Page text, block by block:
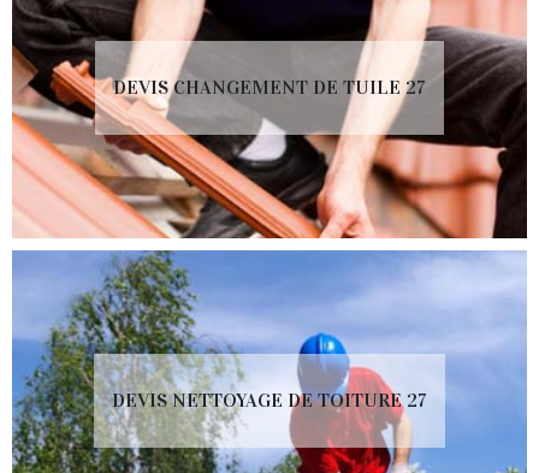
DEVIS CHANGEMENT DE TUILE 27
DEVIS NETTOYAGE DE TOITURE 27